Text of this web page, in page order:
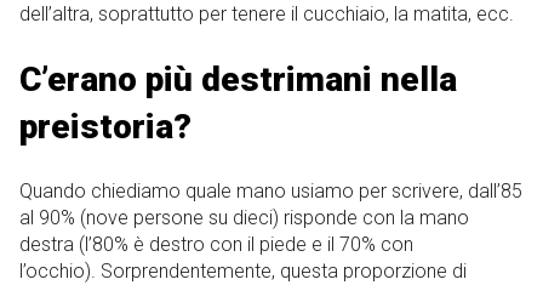
dell’altra, soprattutto per tenere il cucchiaio, la matita, ecc.
C’erano più destrimani nella
preistoria?
Quando chiediamo quale mano usiamo per scrivere, dall’85
al 90% (nove persone su dieci) risponde con la mano
destra (l’80% è destro con il piede e il 70% con
l’occhio). Sorprendentemente, questa proporzione di